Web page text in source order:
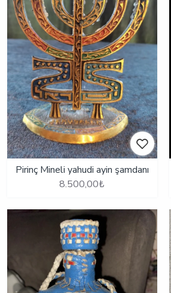
Pirinç Mineli yahudi ayin şamdanı
8.500,00₺